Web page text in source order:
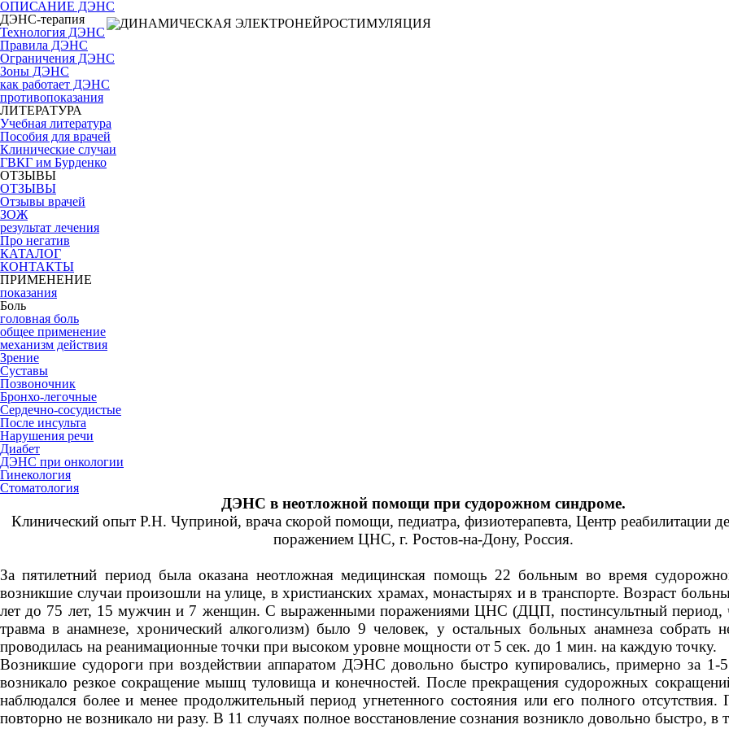
ОПИСАНИЕ ДЭНС
ДЭНС-терапия
Технология ДЭНС
Правила ДЭНС
Ограничения ДЭНС
Зоны ДЭНС
как работает ДЭНС
противопоказания
ЛИТЕРАТУРА
Учебная литература
Пособия для врачей
Клинические случаи
ГВКГ им Бурденко
ОТЗЫВЫ
ОТЗЫВЫ
Отзывы врачей
ЗОЖ
результат лечения
Про негатив
КАТАЛОГ
КОНТАКТЫ
ПРИМЕНЕНИЕ
показания
Боль
головная боль
общее применение
механизм действия
Зрение
Суставы
Позвоночник
Бронхо-легочные
Сердечно-сосудистые
После инсульта
Нарушения речи
Диабет
ДЭНС при онкологии
Гинекология
Стоматология
ДЭНС в неотложной помощи при судорожном синдроме.
Клинический опыт Р.Н. Чуприной, врача скорой помощи, педиатра, физиотерапевта, Центр реабилитации
поражением ЦНС, г. Ростов-на-Дону, Россия.
За пятилетний период была оказана неотложная медицинская помощь 22 больным во время
возникшие случаи произошли на улице, в христианских храмах, монастырях и в транспорте. Возраст
лет до 75 лет, 15 мужчин и 7 женщин. С выраженными поражениями ЦНС (ДЦП, постинсультный период,
травма в анамнезе, хронический алкоголизм) было 9 человек, у остальных больных анамнеза собрать
проводилась на реанимационные точки при высоком уровне мощности от 5 сек. до 1 мин. на каждую точку.
Возникшие судороги при воздействии аппаратом ДЭНС довольно быстро купировались, примерно за 1-
возникало резкое сокращение мышц туловища и конечностей. После прекращения судорожных
наблюдался более и менее продолжительный период угнетенного состояния или его полного отсутствия.
повторно не возникало ни разу. В 11 случаях полное восстановление сознания возникло довольно быстро, в